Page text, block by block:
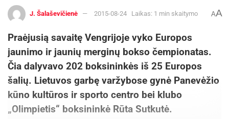
J. Šalaševičienė 2015-08-24 Laikas: 1 min skaitymo AA
Praėjusią savaitę Vengrijoje vyko Europos
jaunimo ir jaunių merginų bokso čempionatas.
Čia dalyvavo 202 boksininkės iš 25 Europos
šalių. Lietuvos garbę varžybose gynė Panevėžio
kūno kultūros ir sporto centro bei klubo
„Olimpietis“ boksininkė Rūta Sutkutė.